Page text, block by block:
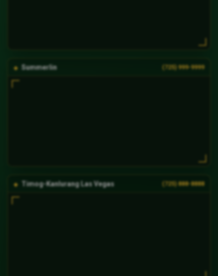
Summerlin (725) 999-9999
Timog-Kanlurang Las Vegas (725) 888-8888